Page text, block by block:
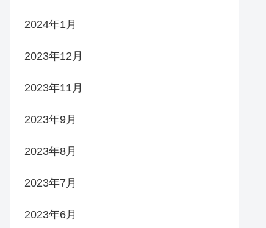
2024年1月
2023年12月
2023年11月
2023年9月
2023年8月
2023年7月
2023年6月